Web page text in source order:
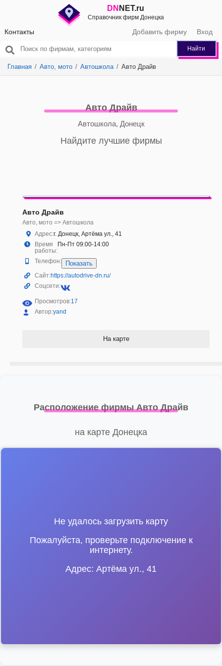
DN NET.ru
Справочник фирм Донецка
Контакты Добавить фирму Вход
Найти
Главная Авто, мото Автошкола Авто Драйв
Авто Драйв
Автошкола, Донецк
Найдите лучшие фирмы
Авто Драйв
Авто, мото => Автошкола
Адрес:г. Донецк, Артёма ул., 41
Время
работы:
Пн-Пт 09:00-14:00
Телефон: Показать
Сайт:https://autodrive-dn.ru/
Соцсети:
Просмотров:17
Автор:yand
На карте
Расположение фирмы Авто Драйв
на карте Донецка
Не удалось загрузить карту
Пожалуйста, проверьте подключение к
интернету.
Адрес: Артёма ул., 41